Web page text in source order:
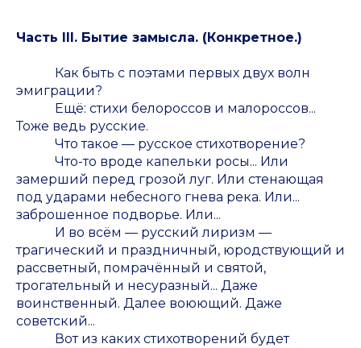
Часть III. Бытие замысла. (Конкретное.)
Как быть с поэтами первых двух волн
эмиграции?
Ещё: стихи белороссов и малороссов...
Тоже ведь русские.
Что такое — русское стихотворение?
Что-то вроде капельки росы... Или
замерший перед грозой луг. Или стенающая
под ударами небесного гнева река. Или...
заброшенное подворье. Или...
И во всём — русский лиризм —
трагический и праздничный, юродствующий и
рассветный, помрачённый и святой,
трогательный и несуразный... Даже
воинственный. Далее воюющий. Даже
советский...
Вот из каких стихотворений будет